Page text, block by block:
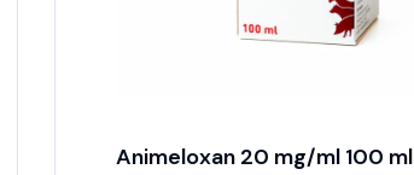
Animeloxan 20 mg/ml 100 ml